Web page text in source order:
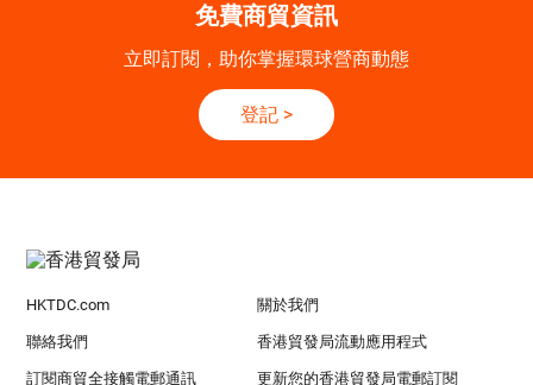
免費商貿資訊
立即訂閱，助你掌握環球營商動態
登記 >
HKTDC.com 關於我們
聯絡我們 香港貿發局流動應用程式
訂閱商貿全接觸電郵通訊 更新您的香港貿發局電郵訂閱